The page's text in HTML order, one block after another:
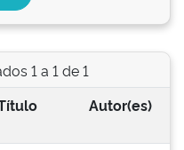
1 a 1 de 1
Autor(es)